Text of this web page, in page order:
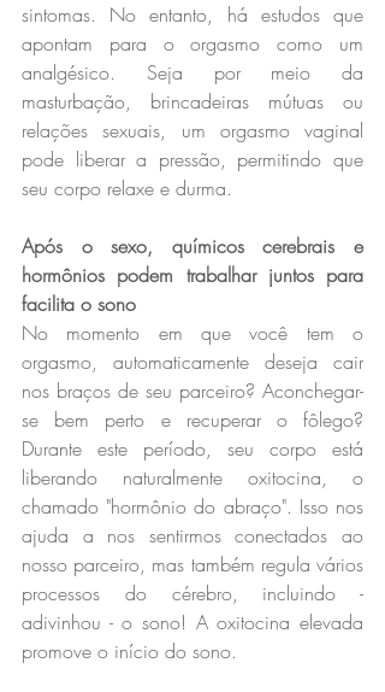
sintomas. No entanto, há estudos que
apontam para o orgasmo como um
analgésico. Seja por meio da
masturbação, brincadeiras mútuas ou
relações sexuais, um orgasmo vaginal
pode liberar a pressão, permitindo que
seu corpo relaxe e durma.
Após o sexo, químicos cerebrais e
hormônios podem trabalhar juntos para
facilita o sono
No momento em que você tem o
orgasmo, automaticamente deseja cair
nos braços de seu parceiro? Aconchegar-
se bem perto e recuperar o fôlego?
Durante este período, seu corpo está
liberando naturalmente oxitocina, o
chamado "hormônio do abraço". Isso nos
ajuda a nos sentirmos conectados ao
nosso parceiro, mas também regula vários
processos do cérebro, incluindo -
adivinhou - o sono! A oxitocina elevada
promove o início do sono.